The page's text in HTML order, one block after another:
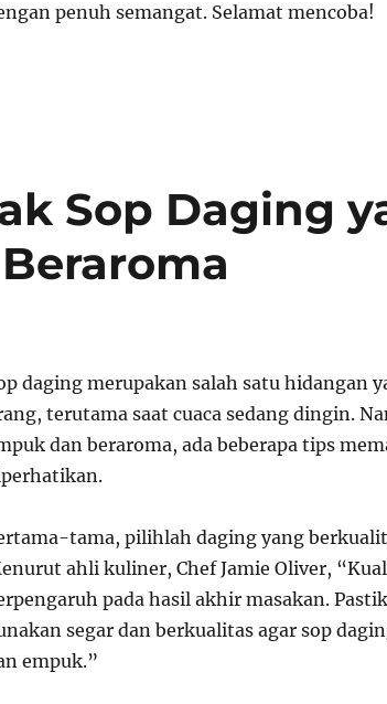
penuh semangat. Selamat mencoba!
Sop Daging
daging merupakan salah satu hidangan
terutama saat cuaca sedang dingin.
dan beraroma, ada beberapa tips
tama, pilihlah daging yang
ahli kuliner, Chef Jamie Oliver,
pada hasil akhir masakan.
segar dan berkualitas agar sop
empuk.”